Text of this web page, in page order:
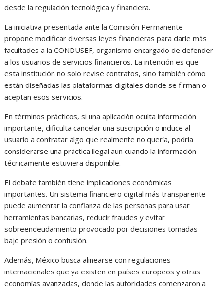
desde la regulación tecnológica y financiera.
La iniciativa presentada ante la Comisión Permanente
propone modificar diversas leyes financieras para darle más
facultades a la CONDUSEF, organismo encargado de defender
a los usuarios de servicios financieros. La intención es que
esta institución no solo revise contratos, sino también cómo
están diseñadas las plataformas digitales donde se firman o
aceptan esos servicios.
En términos prácticos, si una aplicación oculta información
importante, dificulta cancelar una suscripción o induce al
usuario a contratar algo que realmente no quería, podría
considerarse una práctica ilegal aun cuando la información
técnicamente estuviera disponible.
El debate también tiene implicaciones económicas
importantes. Un sistema financiero digital más transparente
puede aumentar la confianza de las personas para usar
herramientas bancarias, reducir fraudes y evitar
sobreendeudamiento provocado por decisiones tomadas
bajo presión o confusión.
Además, México busca alinearse con regulaciones
internacionales que ya existen en países europeos y otras
economías avanzadas, donde las autoridades comenzaron a